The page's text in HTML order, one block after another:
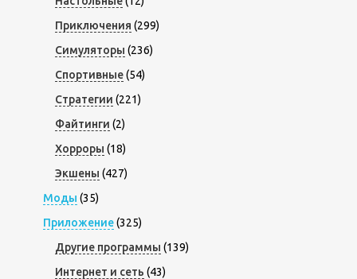
Приключения (299)
Симуляторы (236)
Спортивные(54)
Стратегии (221)
Файтинги (2)
Хорроры (18)
Экшены (427)
Моды (35)
Приложение(325)
Другие программы (139)
Интернет и сеть (43)